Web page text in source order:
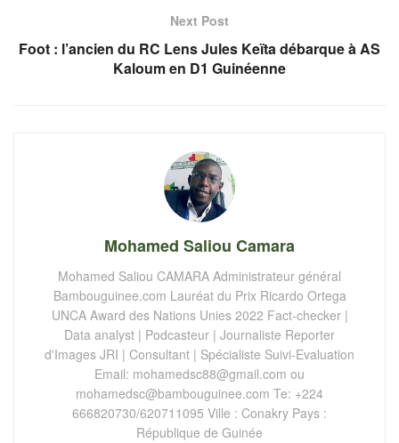
Next Post
Foot : l’ancien du RC Lens Jules Keïta débarque à AS
Kaloum en D1 Guinéenne
Mohamed Saliou Camara
Mohamed Saliou CAMARA Administrateur général
Bambouguinee.com Lauréat du Prix Ricardo Ortega
UNCA Award des Nations Unies 2022 Fact-checker |
Data analyst | Podcasteur | Journaliste Reporter
d'Images JRI | Consultant | Spécialiste Suivi-Evaluation
Email: mohamedsc88@gmail.com ou
mohamedsc@bambouguinee.com Te: +224
666820730/620711095 Ville : Conakry Pays :
République de Guinée